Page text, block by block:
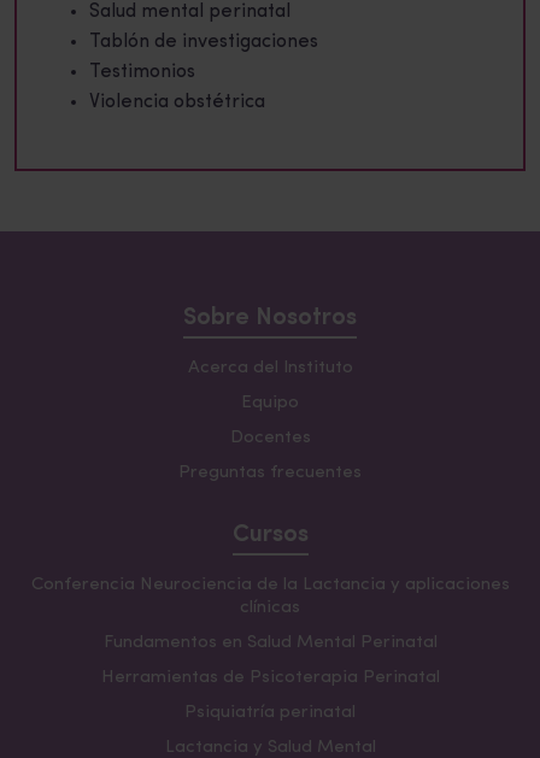
Salud mental perinatal
Tablón de investigaciones
Testimonios
Violencia obstétrica
Sobre Nosotros
Acerca del Instituto
Equipo
Docentes
Preguntas frecuentes
Cursos
Conferencia Neurociencia de la Lactancia y aplicaciones
clínicas
Fundamentos en Salud Mental Perinatal
Herramientas de Psicoterapia Perinatal
Psiquiatría perinatal
Lactancia y Salud Mental